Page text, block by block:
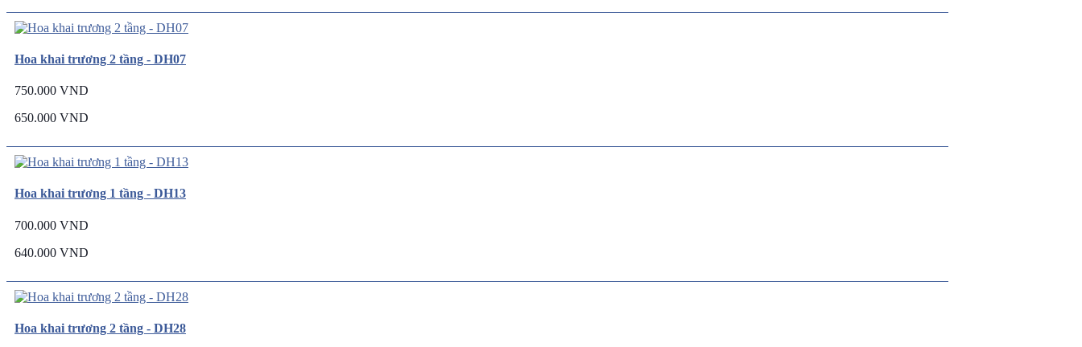
Hoa khai trương 2 tầng - DH07
750.000 VND
650.000 VND
Hoa khai trương 1 tầng - DH13
700.000 VND
640.000 VND
Hoa khai trương 2 tầng - DH28